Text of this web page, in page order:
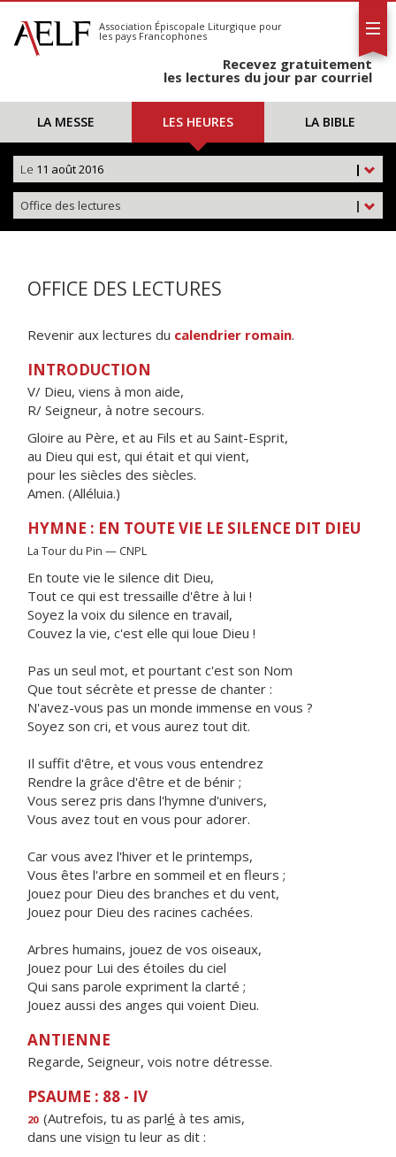
S'abonner
Calendrier
Association Épiscopale Liturgique pour
les pays Francophones
Recevez gratuitement
les lectures du jour par courriel
LA MESSE LES HEURES LA BIBLE
|
Le 11 août 2016
|
Office des lectures
OFFICE DES LECTURES
Revenir aux lectures du calendrier romain.
INTRODUCTION
V/ Dieu, viens à mon aide,
R/ Seigneur, à notre secours.
Gloire au Père, et au Fils et au Saint-Esprit,
au Dieu qui est, qui était et qui vient,
pour les siècles des siècles.
Amen. (Alléluia.)
HYMNE : EN TOUTE VIE LE SILENCE DIT DIEU
La Tour du Pin — CNPL
En toute vie le silence dit Dieu,
Tout ce qui est tressaille d'être à lui !
Soyez la voix du silence en travail,
Couvez la vie, c'est elle qui loue Dieu !
Pas un seul mot, et pourtant c'est son Nom
Que tout sécrète et presse de chanter :
N'avez-vous pas un monde immense en vous ?
Soyez son cri, et vous aurez tout dit.
Il suffit d'être, et vous vous entendrez
Rendre la grâce d'être et de bénir ;
Vous serez pris dans l'hymne d'univers,
Vous avez tout en vous pour adorer.
Car vous avez l'hiver et le printemps,
Vous êtes l'arbre en sommeil et en fleurs ;
Jouez pour Dieu des branches et du vent,
Jouez pour Dieu des racines cachées.
Arbres humains, jouez de vos oiseaux,
Jouez pour Lui des étoiles du ciel
Qui sans parole expriment la clarté ;
Jouez aussi des anges qui voient Dieu.
ANTIENNE
Regarde, Seigneur, vois notre détresse.
PSAUME : 88 - IV
20 (Autrefois, tu as parlé à tes amis,
dans une vision tu leur as dit :